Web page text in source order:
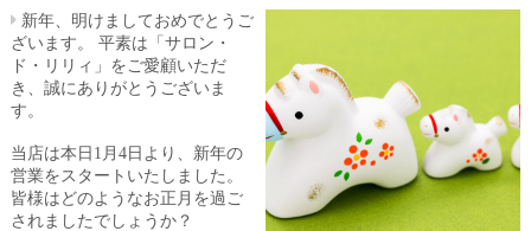
新年、明けましておめでとうご
ざいます。 平素は「サロン・
ド・リリィ」をご愛顧いただ
き、誠にありがとうございま
す。
当店は本日1月4日より、新年の
営業をスタートいたしました。
皆様はどのようなお正月を過ご
されましたでしょうか？